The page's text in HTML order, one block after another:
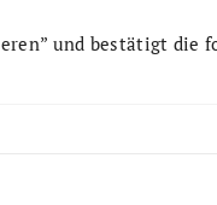
und bestätigt die